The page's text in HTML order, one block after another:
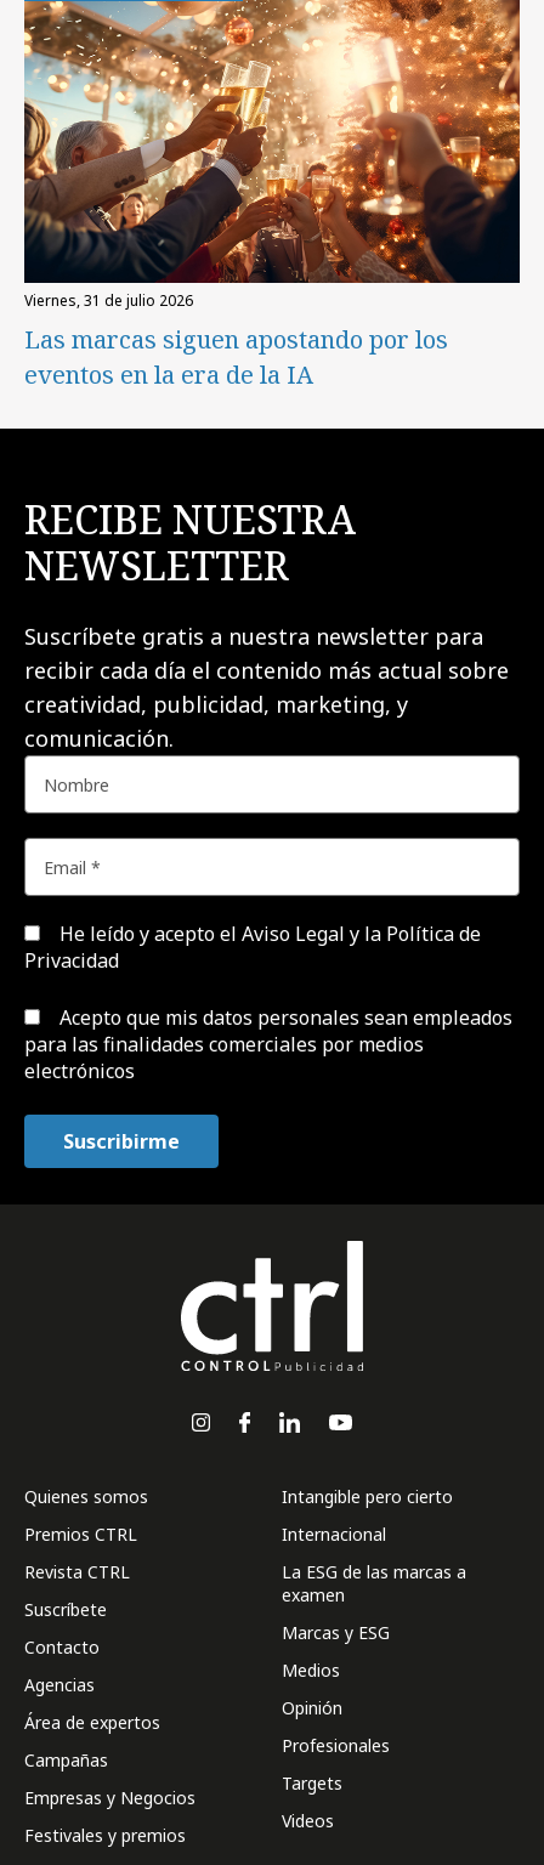
viernes, 31 de julio 2026
Las marcas siguen apostando por los
eventos en la era de la IA
RECIBE NUESTRA
NEWSLETTER
Suscríbete gratis a nuestra newsletter para
recibir cada día el contenido más actual sobre
creatividad, publicidad, marketing, y
comunicación.
He leído y acepto el Aviso Legal y la Política de
Privacidad
Acepto que mis datos personales sean empleados
para las finalidades comerciales por medios
electrónicos
Quienes somos
Premios CTRL
Revista CTRL
Suscríbete
Contacto
Agencias
Área de expertos
Campañas
Empresas y Negocios
Festivales y premios
Intangible pero cierto
Internacional
La ESG de las marcas a
examen
Marcas y ESG
Medios
Opinión
Profesionales
Targets
Videos